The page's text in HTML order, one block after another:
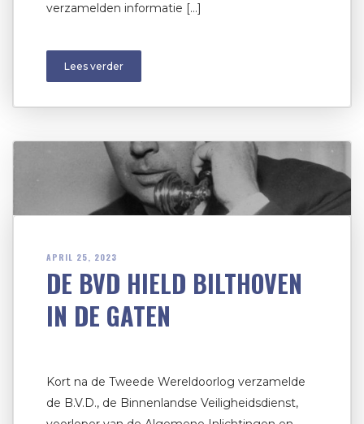
verzamelden informatie […]
Lees verder
APRIL 25, 2023
DE BVD HIELD BILTHOVEN
IN DE GATEN
Kort na de Tweede Wereldoorlog verzamelde
de B.V.D., de Binnenlandse Veiligheidsdienst,